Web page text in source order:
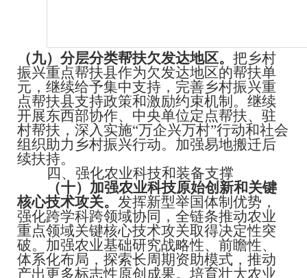
（九）分层分类帮扶欠发达地区。 把乡村
振兴重点帮扶县作为欠发达地区的帮扶单
元，继续给予集中支持，完善乡村振兴重
点帮扶县支持政策和激励约束机制。继续
开展东西部协作、中央单位定点帮扶、驻
村帮扶，深入实施“万企兴万村”行动和社会
组织助力乡村振兴行动。加强易地搬迁后
续扶持。
四、强化农业科技和装备支撑
（十）加强农业科技原始创新和关键
核心技术攻关。 发挥新型举国体制优势，
强化跨学科跨领域协同，全链条推动农业
重点领域关键核心技术攻关取得决定性突
破。加强农业基础研究战略性、前瞻性、
体系化布局，探索长周期资助模式，推动
产出更多标志性原创成果。培育壮大农业